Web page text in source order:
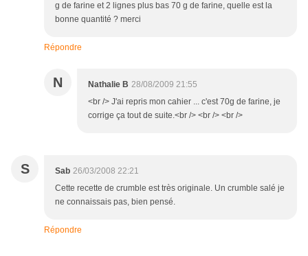
g de farine et 2 lignes plus bas 70 g de farine, quelle est la
bonne quantité ? merci
Répondre
N Nathalie B 28/08/2009 21:55
<br /> J'ai repris mon cahier ... c'est 70g de farine, je
corrige ça tout de suite.<br /> <br /> <br />
S Sab 26/03/2008 22:21
Cette recette de crumble est très originale. Un crumble salé je
ne connaissais pas, bien pensé.
Répondre